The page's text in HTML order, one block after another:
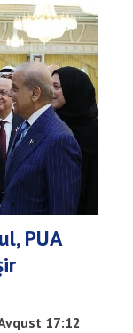
PUA
17:12